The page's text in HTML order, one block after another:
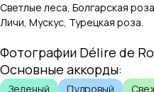
Светлые леса, Болгарская
Личи, Мускус, Турецкая роза.
Фотографии Délire de
Основные аккорды:
Зеленый Пудровый